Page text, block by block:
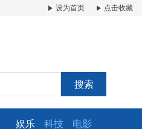
设为首页 点击收藏
搜索
娱乐 科技 电影